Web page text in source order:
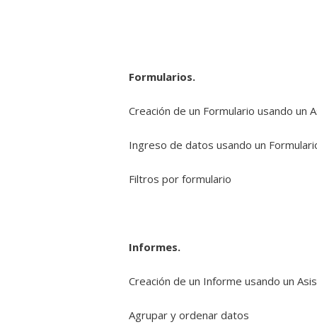
Formularios.
Creación de un Formulario usando un
Ingreso de datos usando un
Filtros por formulario
Informes.
Creación de un Informe usando un
Agrupar y ordenar datos